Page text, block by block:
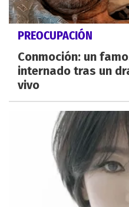
PREOCUPACIÓN
Conmoción: un
internado tras un
vivo